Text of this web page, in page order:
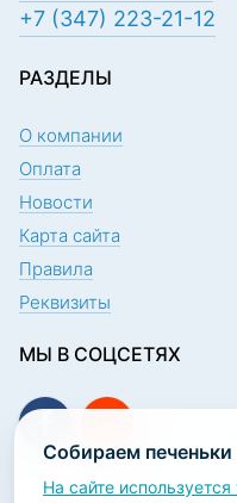
Собираем печеньки
На сайте
+7 (347) 223-21-12
РАЗДЕЛЫ
О компании
Оплата
Новости
Карта сайта
Правила
Реквизиты
МЫ В СОЦСЕТЯХ